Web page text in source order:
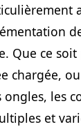
Que ce
chargée,
ongles, les
et